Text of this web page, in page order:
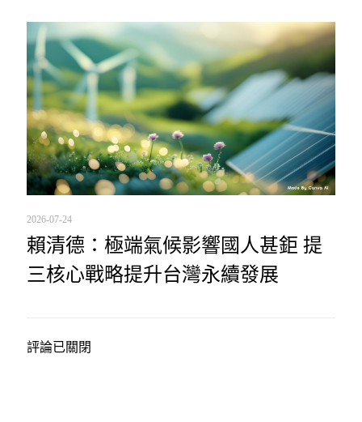
2026-07-24
賴清德：極端氣候影響國人甚鉅 提
三核心戰略提升台灣永續發展
評論已關閉